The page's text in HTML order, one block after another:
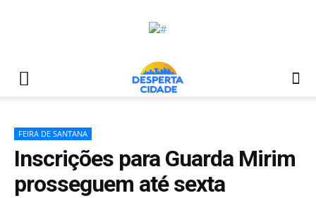
FEIRA DE SANTANA
Inscrições para Guarda Mirim
prosseguem até sexta